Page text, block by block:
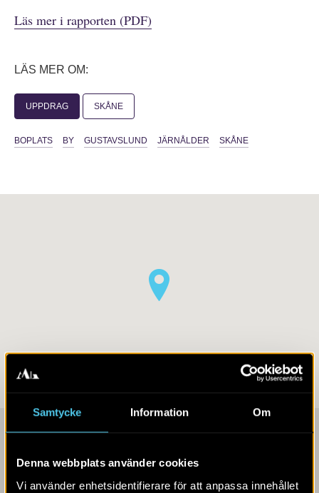
Samtycke Information Om
Denna webbplats använder cookies
Vi använder enhetsidentifierare för att anpassa innehållet
Läs mer i rapporten (PDF)
LÄS MER OM:
UPPDRAG SKÅNE
BOPLATS BY GUSTAVSLUND JÄRNÅLDER SKÅNE